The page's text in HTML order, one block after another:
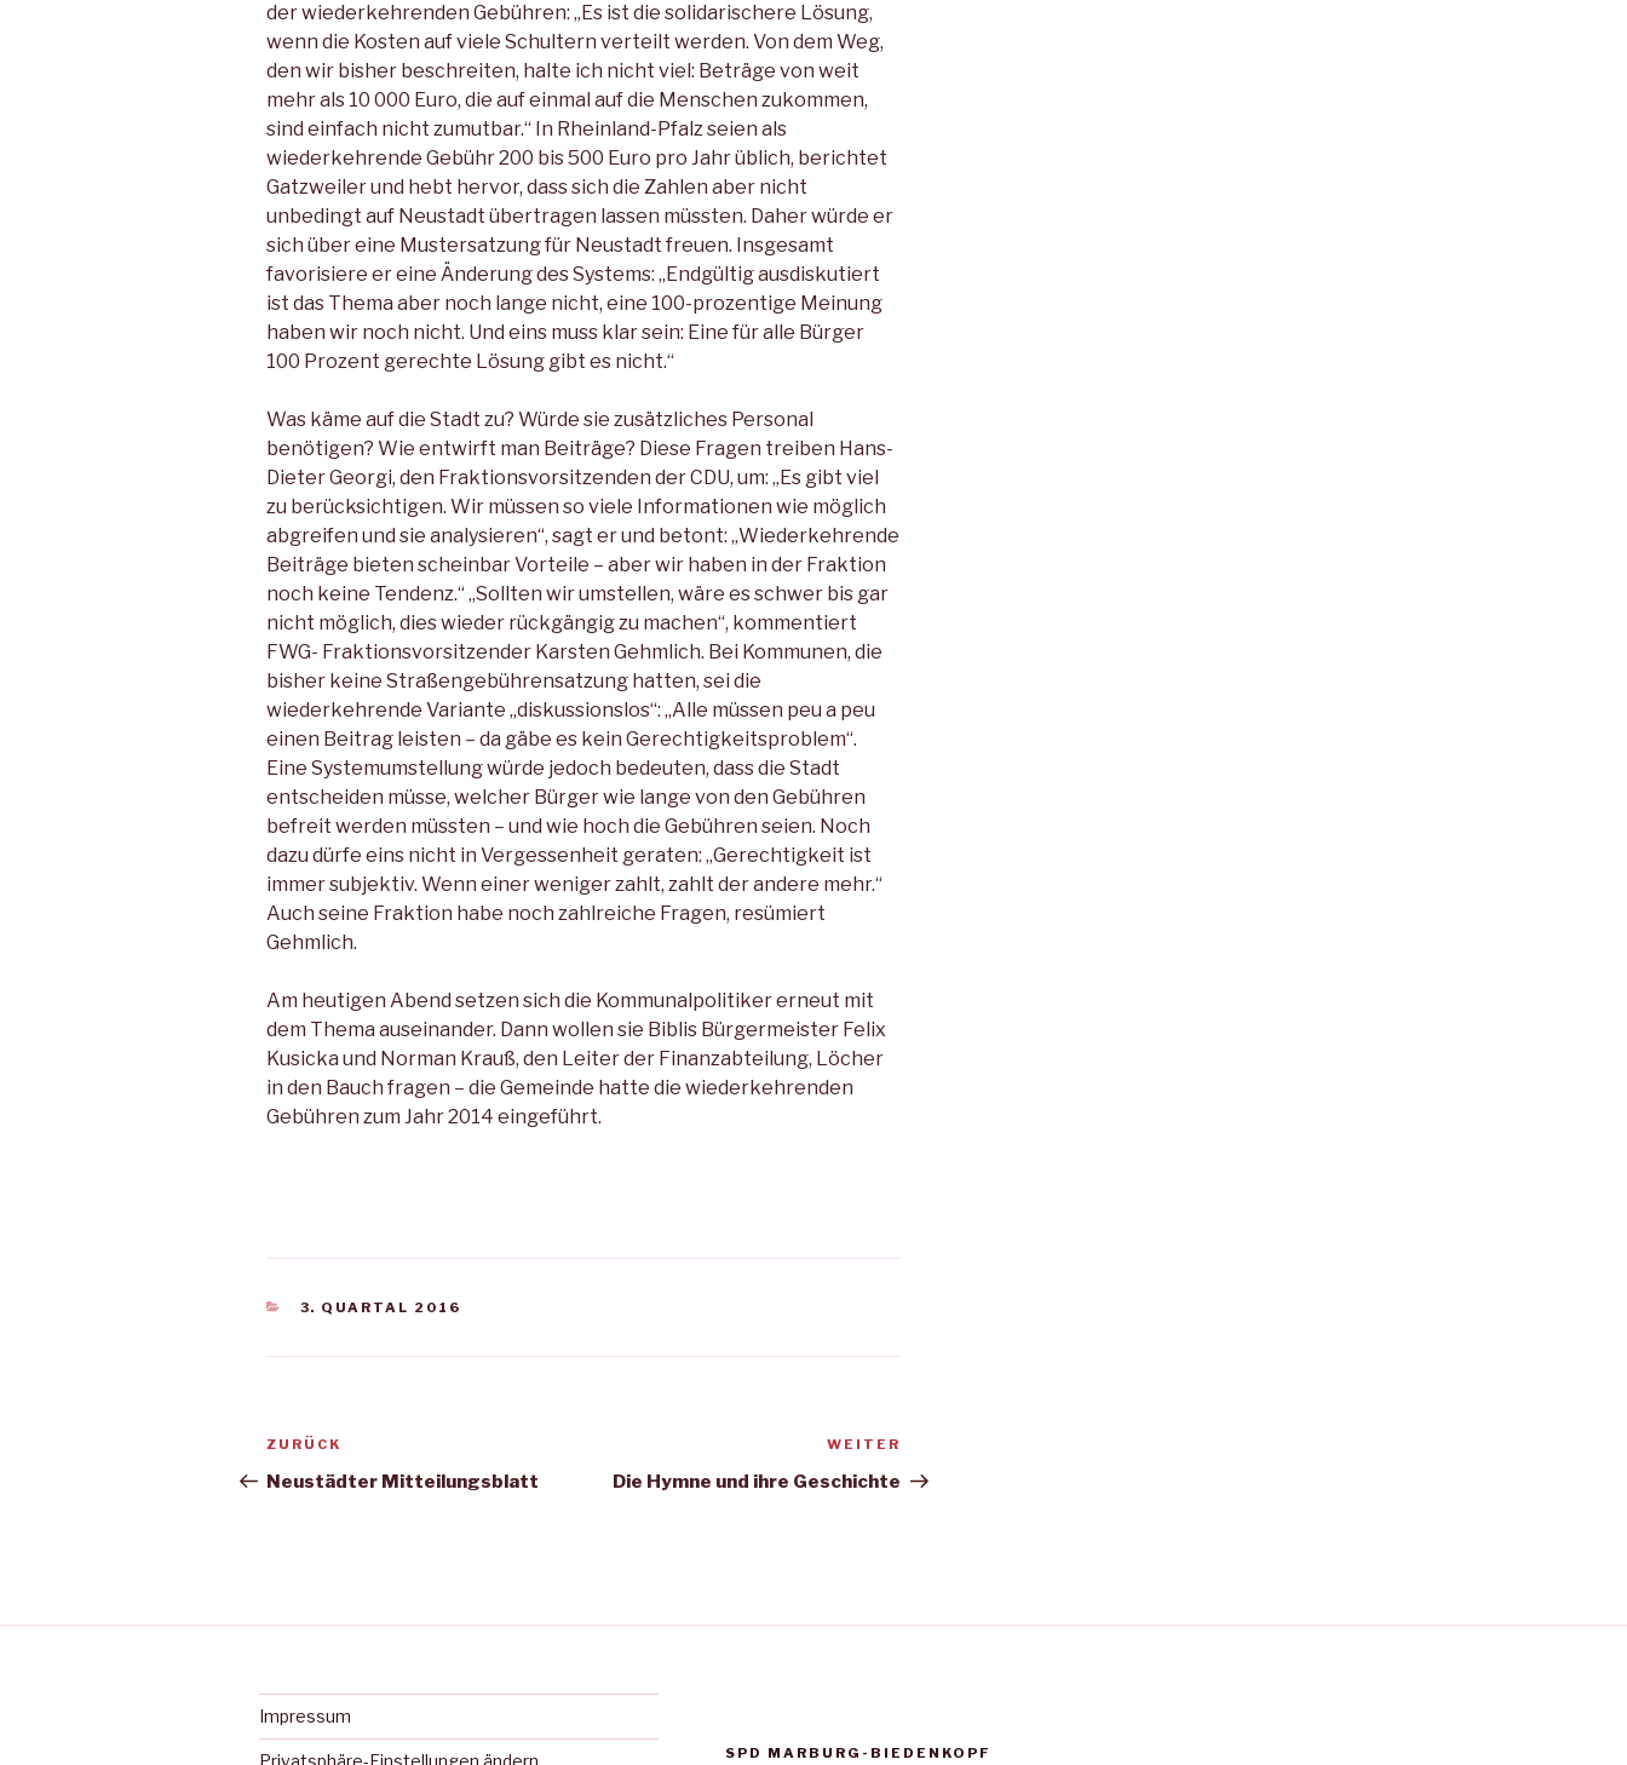
der wiederkehrenden Gebühren: „Es ist die solidarischere Lösung,
wenn die Kosten auf viele Schultern verteilt werden. Von dem Weg,
den wir bisher beschreiten, halte ich nicht viel: Beträge von weit
mehr als 10 000 Euro, die auf einmal auf die Menschen zukommen,
sind einfach nicht zumutbar.“ In Rheinland-Pfalz seien als
wiederkehrende Gebühr 200 bis 500 Euro pro Jahr üblich, berichtet
Gatzweiler und hebt hervor, dass sich die Zahlen aber nicht
unbedingt auf Neustadt übertragen lassen müssten. Daher würde er
sich über eine Mustersatzung für Neustadt freuen. Insgesamt
favorisiere er eine Änderung des Systems: „Endgültig ausdiskutiert
ist das Thema aber noch lange nicht, eine 100-prozentige Meinung
haben wir noch nicht. Und eins muss klar sein: Eine für alle Bürger
100 Prozent gerechte Lösung gibt es nicht.“
Was käme auf die Stadt zu? Würde sie zusätzliches Personal
benötigen? Wie entwirft man Beiträge? Diese Fragen treiben Hans-
Dieter Georgi, den Fraktionsvorsitzenden der CDU, um: „Es gibt viel
zu berücksichtigen. Wir müssen so viele Informationen wie möglich
abgreifen und sie analysieren“, sagt er und betont: „Wiederkehrende
Beiträge bieten scheinbar Vorteile – aber wir haben in der Fraktion
noch keine Tendenz.“ „Sollten wir umstellen, wäre es schwer bis gar
nicht möglich, dies wieder rückgängig zu machen“, kommentiert
FWG- Fraktionsvorsitzender Karsten Gehmlich. Bei Kommunen, die
bisher keine Straßengebührensatzung hatten, sei die
wiederkehrende Variante „diskussionslos“: „Alle müssen peu a peu
einen Beitrag leisten – da gäbe es kein Gerechtigkeitsproblem“.
Eine Systemumstellung würde jedoch bedeuten, dass die Stadt
entscheiden müsse, welcher Bürger wie lange von den Gebühren
befreit werden müssten – und wie hoch die Gebühren seien. Noch
dazu dürfe eins nicht in Vergessenheit geraten: „Gerechtigkeit ist
immer subjektiv. Wenn einer weniger zahlt, zahlt der andere mehr.“
Auch seine Fraktion habe noch zahlreiche Fragen, resümiert
Gehmlich.
Am heutigen Abend setzen sich die Kommunalpolitiker erneut mit
dem Thema auseinander. Dann wollen sie Biblis Bürgermeister Felix
Kusicka und Norman Krauß, den Leiter der Finanzabteilung, Löcher
in den Bauch fragen – die Gemeinde hatte die wiederkehrenden
Gebühren zum Jahr 2014 eingeführt.
KATEGORIEN
3. QUARTAL 2016
Beitragsnavigation
Vorheriger
Beitrag
ZURÜCK
Neustädter Mitteilungsblatt
Beitrag
WEITER
Die Hymne und ihre Geschichte
Impressum
SPD MARBURG-BIEDENKOPF